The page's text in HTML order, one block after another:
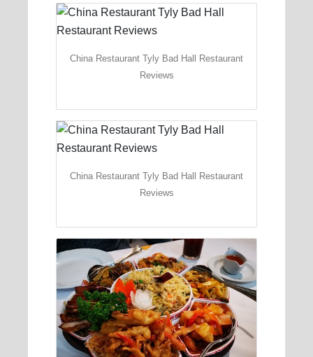
China Restaurant Tyly Bad Hall Restaurant
Reviews
China Restaurant Tyly Bad Hall Restaurant
Reviews